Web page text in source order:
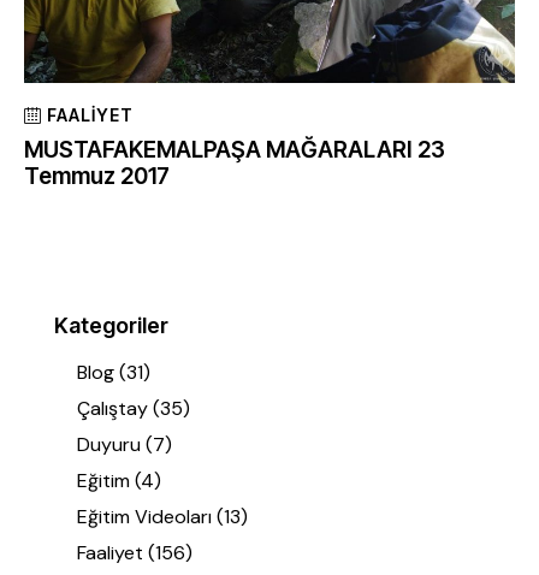
FAALIYET
MUSTAFAKEMALPAŞA MAĞARALARI 23
Temmuz 2017
Kategoriler
Blog(31)
Çalıştay(35)
Duyuru(7)
Eğitim(4)
Eğitim Videoları(13)
Faaliyet (156)